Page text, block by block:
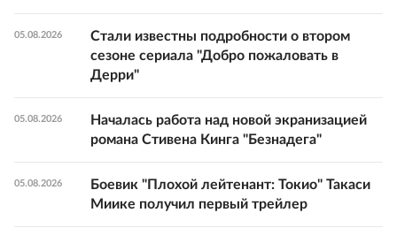
05.08.2026
Стали известны подробности о втором
сезоне сериала "Добро пожаловать в
Дерри"
05.08.2026
Началась работа над новой экранизацией
романа Стивена Кинга "Безнадега"
05.08.2026
Боевик "Плохой лейтенант: Токио" Такаси
Миике получил первый трейлер